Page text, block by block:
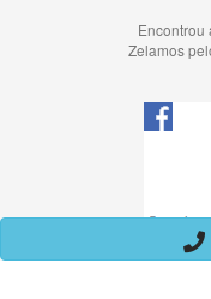
Encontrou
Zelamos